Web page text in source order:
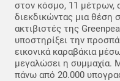
στον κόσμο, 11 μέτρων,
διεκδικώντας μια θέση
ακτιβιστές της
υποστηρίξει την
εικονικά καραβάκια
μεγαλώσει η συμμαχία.
πάνω από 20.000